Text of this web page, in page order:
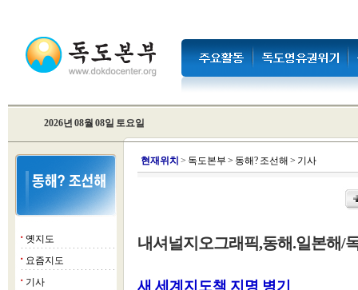
2026년 08월 08일 토요일
■ 옛지도
■ 요즘지도
■ 기사
현재위치 > 독도본부 > 동해? 조선해 > 기사
내셔널지오그래픽,동해.일본해/
새 세계지도책 지명 병기